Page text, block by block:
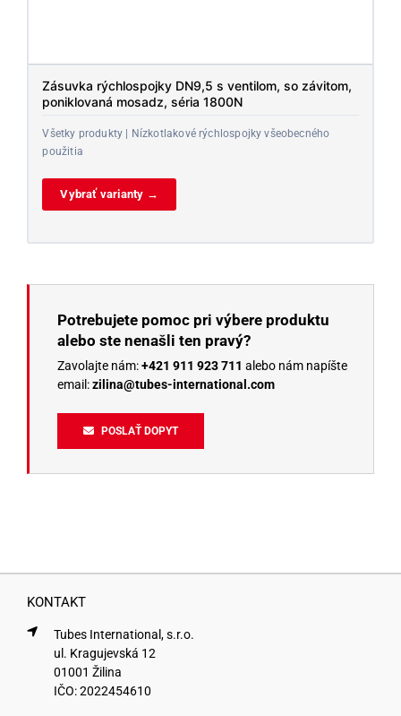
Zásuvka rýchlospojky DN9,5 s ventilom, so závitom,
poniklovaná mosadz, séria 1800N
Všetky produkty | Nízkotlakové rýchlospojky všeobecného
použitia
Vybrať varianty →
Potrebujete pomoc pri výbere produktu
alebo ste nenašli ten pravý?
Zavolajte nám:+421 911 923 711 alebo nám napíšte
email:zilina@tubes-international.com
POSLAŤ DOPYT
KONTAKT
Tubes International, s.r.o.
ul. Kragujevská 12
01001 Žilina
IČO: 2022454610